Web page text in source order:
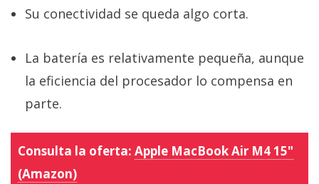
Su conectividad se queda algo corta.
La batería es relativamente pequeña, aunque
la eficiencia del procesador lo compensa en
parte.
Consulta la oferta: Apple MacBook Air M4 15"
(Amazon)